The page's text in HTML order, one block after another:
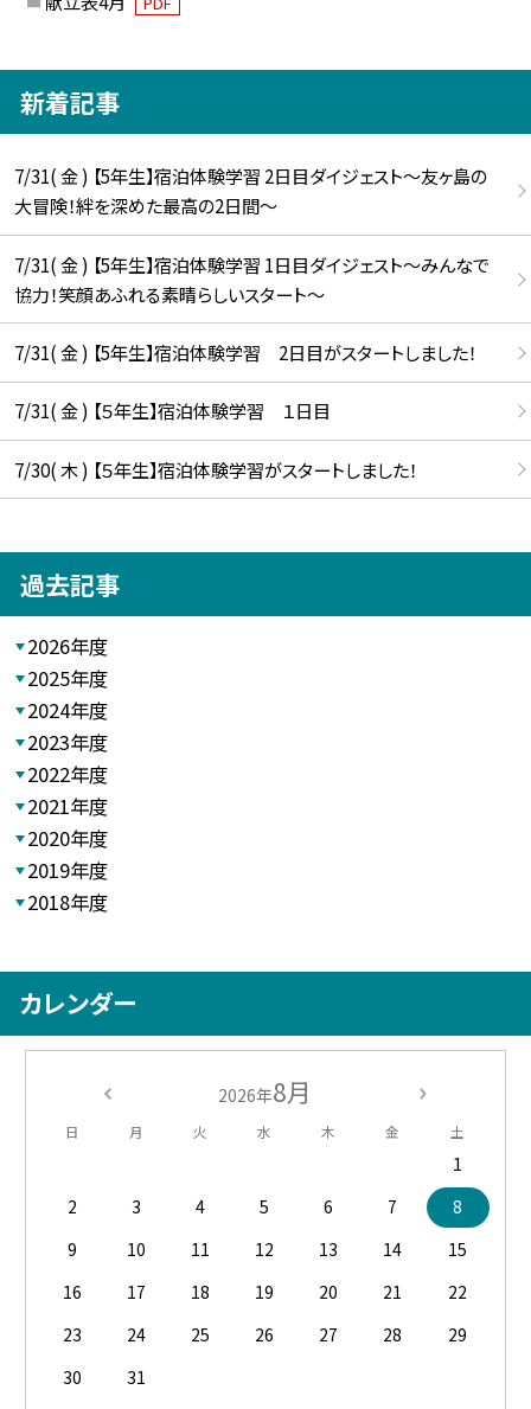
新着記事
7/31( 金 ) 【5年生】宿泊体験学習 2日目ダイジェスト〜友ヶ島の
大冒険！絆を深めた最高の2日間〜
7/31( 金 ) 【5年生】宿泊体験学習 1日目ダイジェスト〜みんなで
協力！笑顔あふれる素晴らしいスタート〜
7/31( 金 ) 【5年生】宿泊体験学習 2日目がスタートしました！
7/31( 金 ) 【５年生】宿泊体験学習 １日目
7/30( 木 ) 【５年生】宿泊体験学習がスタートしました！
過去記事
2026年度
2025年度
2024年度
2023年度
2022年度
2021年度
2020年度
2019年度
2018年度
カレンダー
2026年8月
日 月 火 水 木 金 土
1
2
3 4 5 6 7
8
9
10 11 12 13 14
15
16
17 18 19 20 21
22
23
24 25 26 27 28
29
30
31